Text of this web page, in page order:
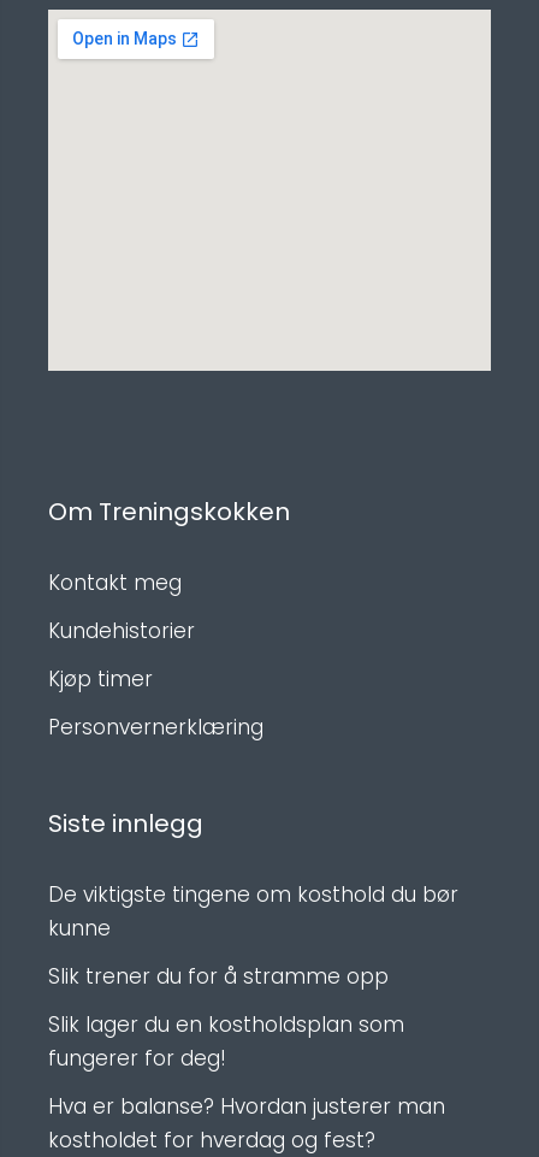
Om Treningskokken
Kontakt meg
Kundehistorier
Kjøp timer
Personvernerklæring
Siste innlegg
De viktigste tingene om kosthold du bør
kunne
Slik trener du for å stramme opp
Slik lager du en kostholdsplan som
fungerer for deg!
Hva er balanse? Hvordan justerer man
kostholdet for hverdag og fest?